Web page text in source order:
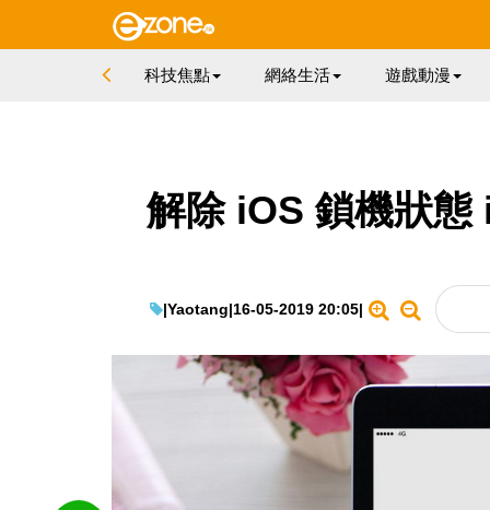
科技焦點 網絡生活 遊戲動漫
解除 iOS 鎖機狀
|Yaotang|16-05-2019 20:05|